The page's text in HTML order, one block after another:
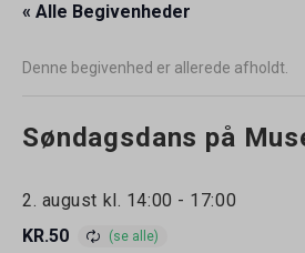
« Alle Begivenheder
Denne begivenhed er allerede afholdt.
Søndagsdans på
2. august kl. 14:00 - 17:00
KR.50